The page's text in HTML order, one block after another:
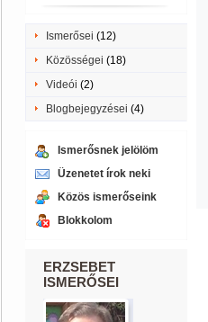
Ismerősei (12)
Közösségei (18)
Videói (2)
Blogbejegyzései (4)
Ismerősnek jelölöm
Üzenetet írok neki
Közös ismerőseink
Blokkolom
ERZSEBET
ISMERŐSEI